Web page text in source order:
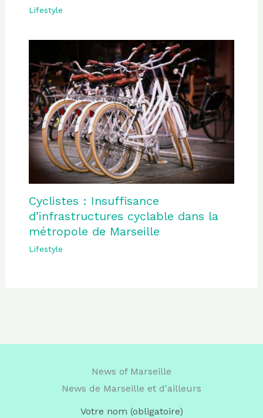
Lifestyle
Cyclistes : Insuffisance
d’infrastructures cyclable dans la
métropole de Marseille
Lifestyle
News of Marseille
News de Marseille et d'ailleurs
Votre nom (obligatoire)